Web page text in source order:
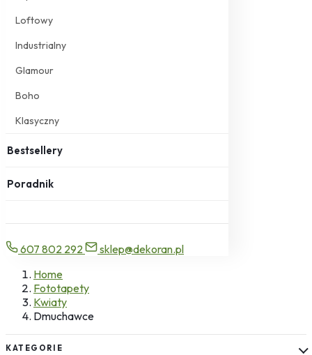
Loftowy
Industrialny
Glamour
Boho
Klasyczny
Bestsellery
Poradnik
607 802 292
sklep@dekoran.pl
Home
Fototapety
Kwiaty
Dmuchawce
KATEGORIE